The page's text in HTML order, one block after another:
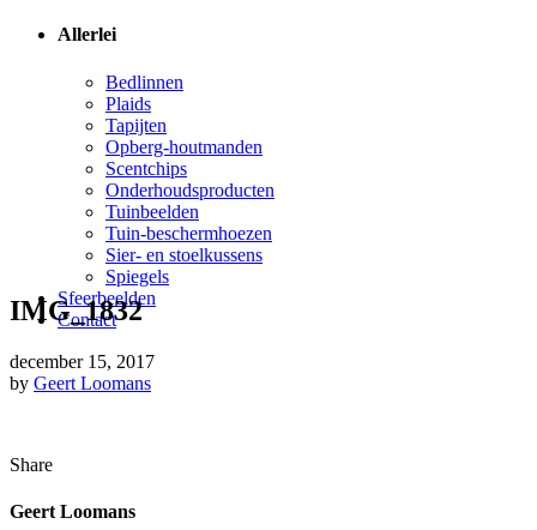
Allerlei
Bedlinnen
Plaids
Tapijten
Opberg-houtmanden
Scentchips
Onderhoudsproducten
Tuinbeelden
Tuin-beschermhoezen
Sier- en stoelkussens
Spiegels
Sfeerbeelden
Contact
IMG_1832
december 15, 2017
by Geert Loomans
Share
Geert Loomans